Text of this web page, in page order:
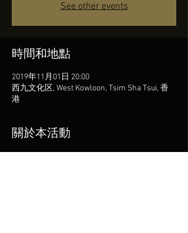
See other events
時間和地點
2019年11月01日 20:00
西九文化区, West Kowloon, Tsim Sha Tsui, 香
港
關於本活動